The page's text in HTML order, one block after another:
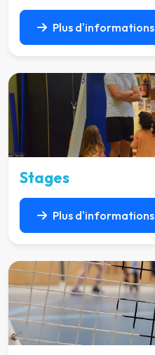
Plus d'informations
Stages
Plus d'informations